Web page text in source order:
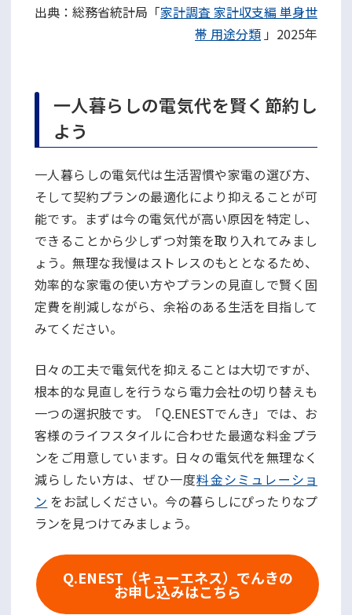
出典：総務省統計局「家計調査 家計収支編 単身世
帯 用途分類 」2025年
一人暮らしの電気代を賢く節約し
よう
一人暮らしの電気代は生活習慣や家電の選び方、
そして契約プランの最適化により抑えることが可
能です。まずは今の電気代が高い原因を特定し、
できることから少しずつ対策を取り入れてみまし
ょう。無理な我慢はストレスのもととなるため、
効率的な家電の使い方やプランの見直しで賢く固
定費を削減しながら、余裕のある生活を目指して
みてください。
日々の工夫で電気代を抑えることは大切ですが、
根本的な見直しを行うなら電力会社の切り替えも
一つの選択肢です。「Q.ENESTでんき」では、お
客様のライフスタイルに合わせた最適な料金プラ
ンをご用意しています。日々の電気代を無理なく
減らしたい方は、ぜひ一度料金シミュレーショ
ン をお試しください。今の暮らしにぴったりなプ
ランを見つけてみましょう。
Q.ENEST（キューエネス）でんきの
お申し込みはこちら